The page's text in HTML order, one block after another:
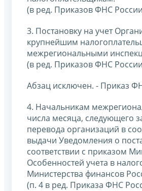
(в ред. Приказов ФНС
3. Постановку на учет
крупнейшим
межрегиональными
(в ред. Приказов ФНС
Абзац исключен. - Приказ
4. Начальникам
числа месяца, следующего
перевода организаций в
выдачи Уведомления о
соответствии с приказом
Особенностей учета в
Министерства финансов
(п. 4 в ред. Приказа ФНС